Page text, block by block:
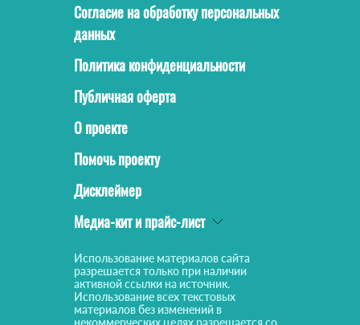
Согласие на обработку персональных
данных
Политика конфиденциальности
Публичная оферта
О проекте
Помочь проекту
Дисклеймер
Медиа-кит и прайс-лист
Использование материалов сайта
разрешается только при наличии
активной ссылки на источник.
Использование всех текстовых
материалов без изменений в
некоммерческих целях разрешается со